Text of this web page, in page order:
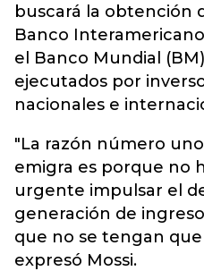
buscará la obtención
Banco
el Banco Mundial
ejecutados por
nacionales e
"La razón número
emigra es porque no
urgente impulsar el
generación de
que no se tengan que
expresó Mossi.